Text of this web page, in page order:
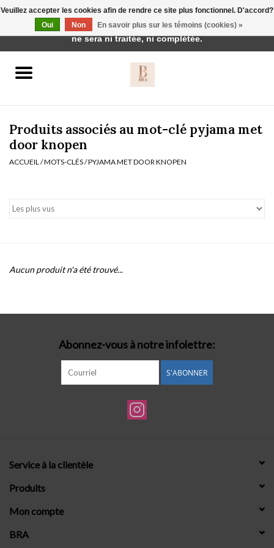
vêtements de nuit
Badmode
Produits associés au mot-clé pyjama met
door knopen
ACCUEIL /MOTS-CLÉS/PYJAMA MET DOOR KNOPEN
Aucun produit n'a été trouvé...
Abonnez-vous à notre infolettre:
S'ABONNER
Service à la clientèle
Produits
Mon compte
BRA
Veuillez accepter les cookies afin de rendre ce site plus fonctionnel. D'accord?
Oui
Non En savoir plus sur les témoins (cookies) »
Cette boutique est en construction. Toute commande passée
ne sera ni traitée, ni complétée.